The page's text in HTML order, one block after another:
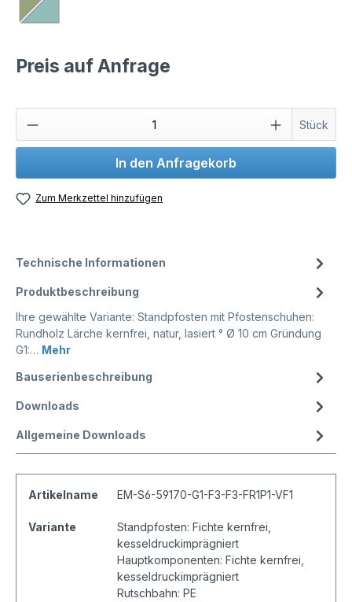
Preis auf Anfrage
Stück
In den Anfragekorb
Zum Merkzettel hinzufügen
Technische Informationen
Produktbeschreibung
Ihre gewählte Variante: Standpfosten mit Pfostenschuhen:
Rundholz Lärche kernfrei, natur, lasiert ° Ø 10 cm Gründung
G1:… Mehr
Bauserienbeschreibung
Downloads
Allgemeine Downloads
Artikelname EM-S6-59170-G1-F3-F3-FR1P1-VF1
Variante
Standpfosten: Fichte kernfrei,
kesseldruckimprägniert
Hauptkomponenten: Fichte kernfrei,
kesseldruckimprägniert
Rutschbahn: PE